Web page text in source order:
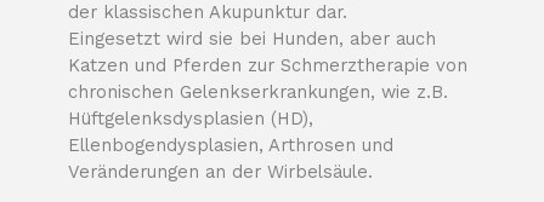
der klassischen Akupunktur dar.
Eingesetzt wird sie bei Hunden, aber auch
Katzen und Pferden zur Schmerztherapie von
chronischen Gelenkserkrankungen, wie z.B.
Hüftgelenksdysplasien (HD),
Ellenbogendysplasien, Arthrosen und
Veränderungen an der Wirbelsäule.